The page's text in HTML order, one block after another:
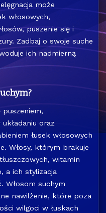
może
włosowych,
puszenie się i
Zadbaj o swoje suche
ich nadmierną
puszeniem,
oraz
łusek włosowych
Włosy, którym brakuje
witamin
a ich stylizacja
Włosom suchym
nawilżenie, które poza
wilgoci w łuskach